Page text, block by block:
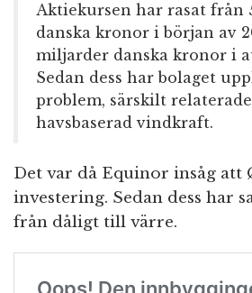
Aktiekursen har rasat från
danska kronor i början av
miljarder danska kronor i
Sedan dess har bolaget
problem, särskilt
havsbaserad vindkraft.
Det var då Equinor insåg att
investering. Sedan dess har
från dåligt till värre.